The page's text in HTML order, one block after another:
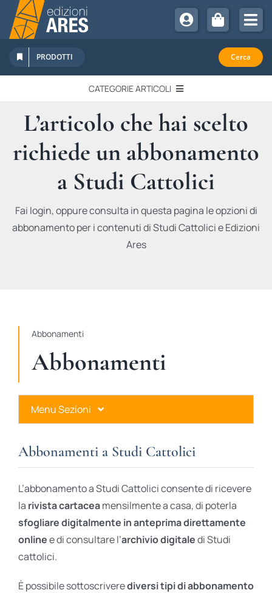
Salta
contenuto
Chi Siamo
Sostienici
Abbonamenti
Promozioni
Newsletter
PRODOTTI Cerca
CATEGORIE ARTICOLI
EDITORIALI
IN QUESTO NUMERO
RECENSIONI
L’articolo che hai scelto
richiede un abbonamento
a Studi Cattolici
Fai login, oppure consulta in questa pagina le opzioni di
abbonamento per i contenuti di Studi Cattolici e Edizioni
Ares
Abbonamenti
Abbonamenti
Menu Sezioni
Ares Gold
Ares Digital
Ares Gift Card
Abbonamenti a Studi Cattolici
L’abbonamento a Studi Cattolici consente di ricevere
la rivista cartaceamensilmente a casa, di poterla
sfogliare digitalmente in anteprima direttamente
onlinee di consultare l’archivio digitaledi Studi
cattolici.
È possibile sottoscriverediversi tipi di abbonamento